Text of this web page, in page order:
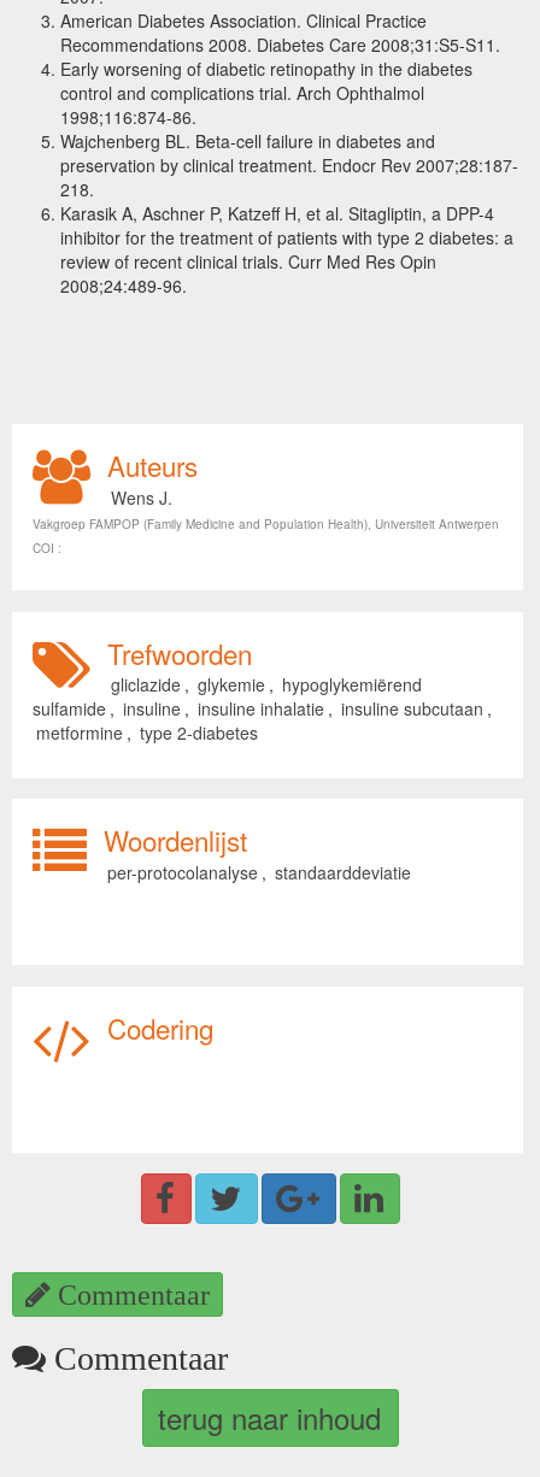
American Diabetes Association. Clinical Practice
Recommendations 2008. Diabetes Care 2008;31:S5-S11.
Early worsening of diabetic retinopathy in the diabetes
control and complications trial. Arch Ophthalmol
1998;116:874-86.
Wajchenberg BL. Beta-cell failure in diabetes and
preservation by clinical treatment. Endocr Rev 2007;28:187-
218.
Karasik A, Aschner P, Katzeff H, et al. Sitagliptin, a DPP-4
inhibitor for the treatment of patients with type 2 diabetes: a
review of recent clinical trials. Curr Med Res Opin
2008;24:489-96.
Auteurs
Wens J.
Vakgroep FAMPOP (Family Medicine and Population Health), Universiteit Antwerpen
COI :
Trefwoorden
gliclazide , glykemie , hypoglykemiërend
sulfamide , insuline , insuline inhalatie , insuline subcutaan ,
metformine , type 2-diabetes
Woordenlijst
per-protocolanalyse , standaarddeviatie
Codering
Commentaar
Commentaar
terug naar inhoud